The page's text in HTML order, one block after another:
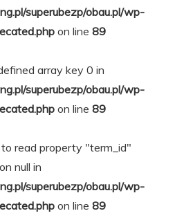
superubezp/obau.pl/wp-
on line 89
array key 0 in
superubezp/obau.pl/wp-
on line 89
read property "term_id"
on null in
superubezp/obau.pl/wp-
on line 89